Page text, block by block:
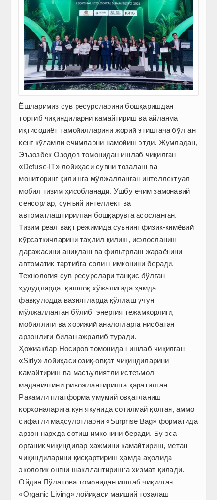
Ёшларимиз сув ресурсларини бошқаришдан
тортиб чиқиндиларни камайтириш ва айланма
иқтисодиёт тамойилларини жорий этишгача бўлган
кенг кўламли ечимларни намойиш этди. Жумладан,
Эъзозбек Озодов томонидан ишлаб чиқилган
«Defuse-IT» лойиҳаси сувни тозалаш ва
мониторинг қилишга мўлжалланган интеллектуал
мобил тизим ҳисобланади. Ушбу ечим замонавий
сенсорлар, сунъий интеллект ва
автоматлаштирилган бошқарувга асосланган.
Тизим реал вақт режимида сувнинг физик-кимёвий
кўрсаткичларини таҳлил қилиш, ифлосланиш
даражасини аниқлаш ва фильтрлаш жараёнини
автоматик тартибга солиш имконини беради.
Технология сув ресурслари танқис бўлган
ҳудудларда, қишлоқ хўжалигида ҳамда
фавқулодда вазиятларда қўллаш учун
мўлжалланган бўлиб, энергия тежамкорлиги,
мобиллиги ва хорижий аналогларга нисбатан
арзонлиги билан ажралиб туради.
Ҳожиакбар Носиров томонидан ишлаб чиқилган
«Sirly» лойиҳаси озиқ-овқат чиқиндиларини
камайтириш ва масъулиятли истеъмол
маданиятини ривожлантиришга қаратилган.
Рақамли платформа умумий овқатланиш
корхоналарига кун якунида сотилмай қолган, аммо
сифатли маҳсулотларни «Surprise Bag» форматида
арзон нархда сотиш имконини беради. Бу эса
органик чиқиндилар ҳажмини камайтириш, метан
чиқиндиларини қисқартириш ҳамда аҳолида
экологик онгни шакллантиришга хизмат қилади.
Ойдин Пўлатова томонидан ишлаб чиқилган
«Organic Living» лойиҳаси маиший тозалаш